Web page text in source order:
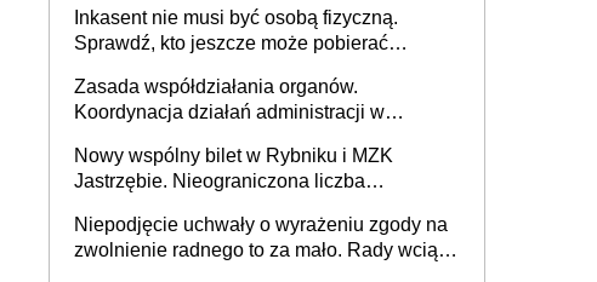
samodzielnie lub z rodziną
Inkasent nie musi być osobą fizyczną.
Sprawdź, kto jeszcze może pobierać
Zasada współdziałania organów.
Koordynacja działań administracji w
Nowy wspólny bilet w Rybniku i MZK
Jastrzębie. Nieograniczona liczba
Niepodjęcie uchwały o wyrażeniu zgody na
zwolnienie radnego to za mało. Rady wciąż